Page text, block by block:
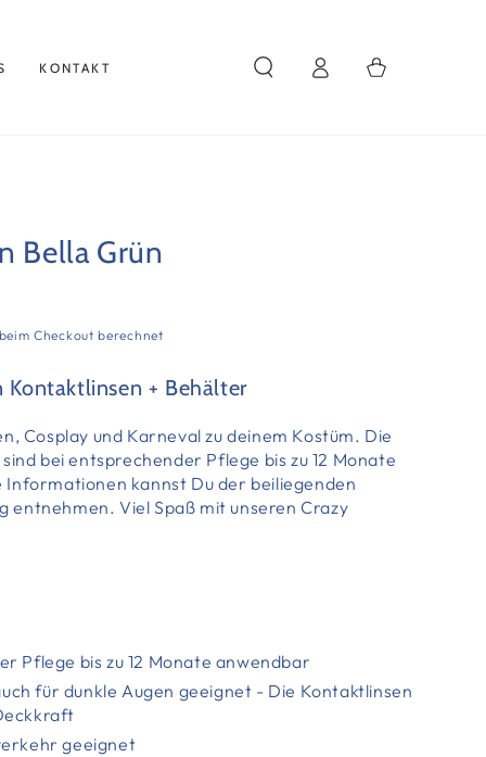
KONTAKT EinloggenWarenkorb
Bella Grün
Checkout berechnet
Kontaktlinsen + Behälter
Cosplay und Karneval zu deinem Kostüm. Die
bei entsprechender Pflege bis zu 12 Monate
kannst Du der beiliegenden
entnehmen. Viel Spaß mit unseren Crazy
Pflege bis zu 12 Monate anwendbar
für dunkle Augen geeignet - Die Kontaktlinsen
geeignet